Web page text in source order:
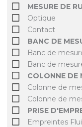
MESURE DE
Optique
Contact
BANC DE
Banc de
Banc de
COLONNE DE
Colonne de
Colonne de
PRISE
Empreintes